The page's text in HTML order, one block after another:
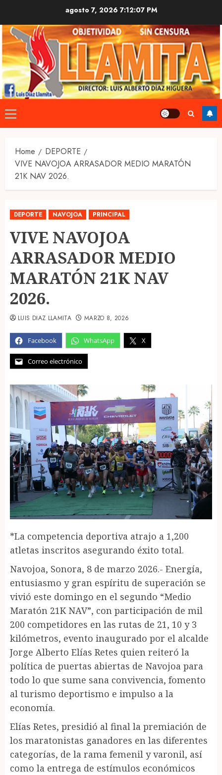
content
agosto 7, 2026 7:12:08 PM
Primary
Menu
Home
DEPORTE
VIVE NAVOJOA ARRASADOR MEDIO MARATÓN
21K NAV 2026.
DEPORTE NAVOJOA PRINCIPAL
VIVE NAVOJOA
ARRASADOR MEDIO
MARATÓN 21K NAV
2026.
Facebook WhatsApp X
Correo electrónico
LUIS DIAZ LLAMITA MARZO 8, 2026
*La competencia deportiva atrajo a 1,200
atletas inscritos asegurando éxito total.
Navojoa, Sonora, 8 de marzo 2026.- Energía,
entusiasmo y gran espíritu de superación se
vivió este domingo en el segundo “Medio
Maratón 21K NAV”, con participación de mil
200 competidores en las rutas de 21, 10 y 3
kilómetros, evento inaugurado por el alcalde
Jorge Alberto Elías Retes quien reiteró la
política de puertas abiertas de Navojoa para
todo lo que sume sana convivencia, fomento
al turismo deportismo e impulso a la
economía.
Elías Retes, presidió al final la premiación de
los maratonistas ganadores en las diferentes
categorías, de la rama femenil y varonil, así
como la entrega de estímulos económicos